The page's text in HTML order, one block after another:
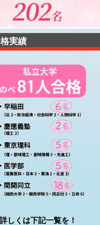
実績
しくは下記一覧を！